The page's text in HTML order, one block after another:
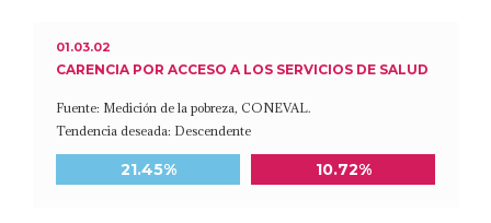
01.03.02
CARENCIA POR ACCESO A LOS SERVICIOS DE SALUD
Fuente: Medición de la pobreza, CONEVAL.
Tendencia deseada: Descendente
21.45% Meta a 2030
10.72%